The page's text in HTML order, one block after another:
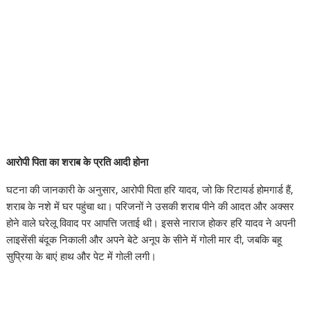
आरोपी पिता का शराब के प्रति आदी होना
घटना की जानकारी के अनुसार, आरोपी पिता हरि यादव, जो कि रिटायर्ड होमगार्ड हैं,
शराब के नशे में घर पहुंचा था। परिजनों ने उसकी शराब पीने की आदत और अक्सर
होने वाले घरेलू विवाद पर आपत्ति जताई थी। इससे नाराज होकर हरि यादव ने अपनी
लाइसेंसी बंदूक निकाली और अपने बेटे अनूप के सीने में गोली मार दी, जबकि बहू
सुप्रिया के बाएं हाथ और पेट में गोली लगी।